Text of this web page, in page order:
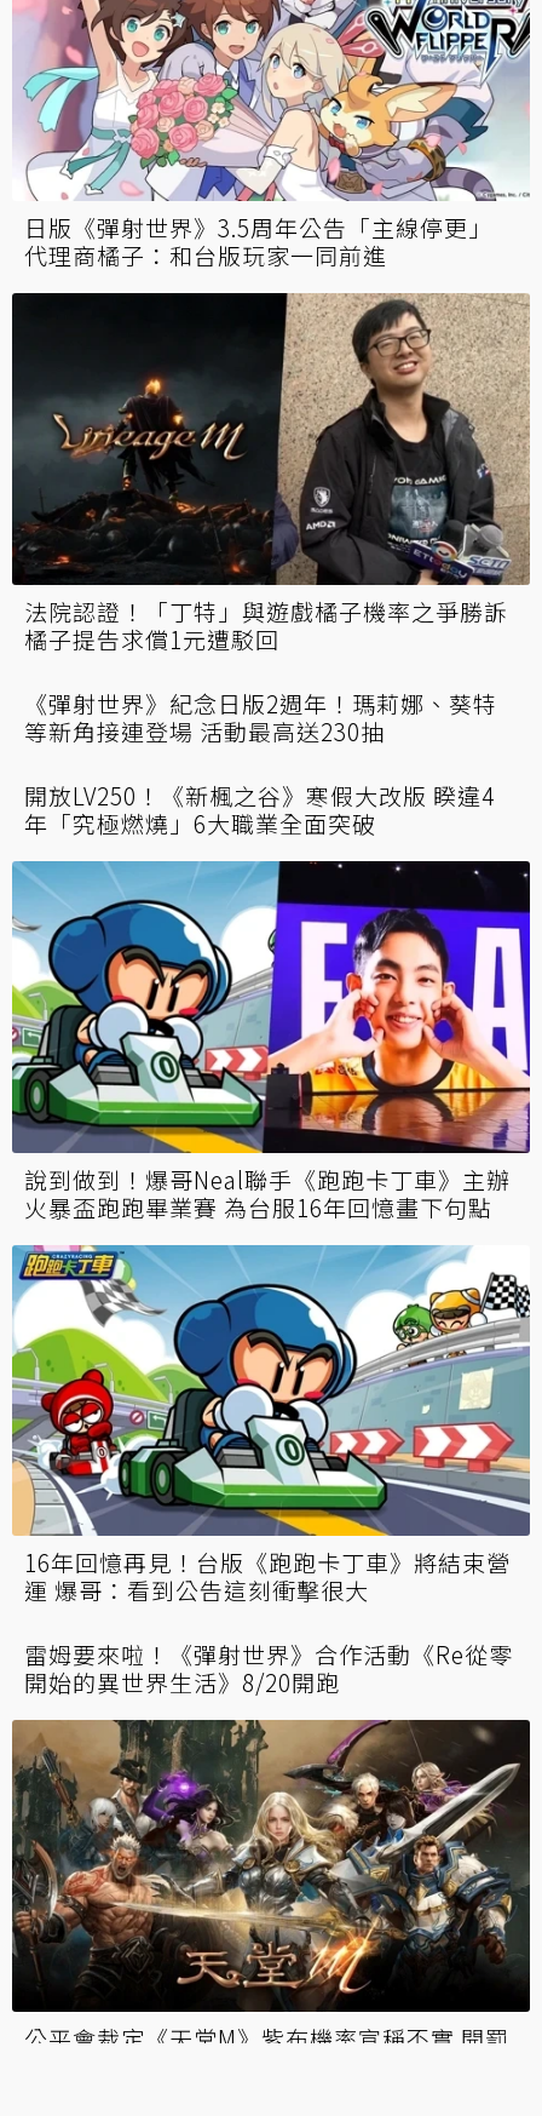
日版《彈射世界》3.5周年公告「主線停更」
代理商橘子：和台版玩家一同前進
法院認證！「丁特」與遊戲橘子機率之爭勝訴
橘子提告求償1元遭駁回
《彈射世界》紀念日版2週年！瑪莉娜、葵特
等新角接連登場 活動最高送230抽
開放LV250！《新楓之谷》寒假大改版 睽違4
年「究極燃燒」6大職業全面突破
說到做到！爆哥Neal聯手《跑跑卡丁車》主辦
火暴盃跑跑畢業賽 為台服16年回憶畫下句點
16年回憶再見！台版《跑跑卡丁車》將結束營
運 爆哥：看到公告這刻衝擊很大